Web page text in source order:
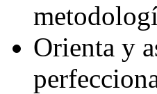
Orienta y